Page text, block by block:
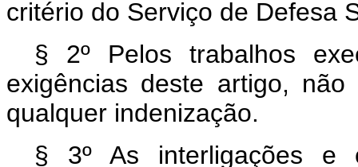
critério do Serviço de Defesa
§ 2º Pelos trabalhos
exigências deste artigo,
qualquer indenização.
§ 3º As interligações e